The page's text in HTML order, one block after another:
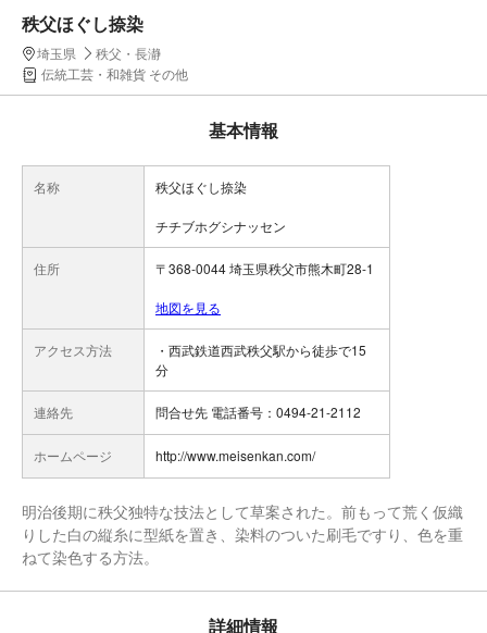
秩父ほぐし捺染
埼玉県
秩父・長瀞
伝統工芸・和雑貨 その他
基本情報
名称 秩父ほぐし捺染
チチブホグシナッセン
住所 〒368-0044 埼玉県秩父市熊木町28-1
地図を見る
アクセス方法
・西武鉄道西武秩父駅から徒歩で15
分
連絡先 問合せ先 電話番号：0494-21-2112
ホームページ http://www.meisenkan.com/
明治後期に秩父独特な技法として草案された。前もって荒く仮織
りした白の縦糸に型紙を置き、染料のついた刷毛ですり、色を重
ねて染色する方法。
詳細情報